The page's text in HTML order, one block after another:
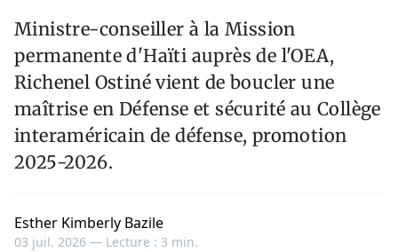
Ministre-conseiller à la Mission
permanente d'Haïti auprès de l'OEA,
Richenel Ostiné vient de boucler une
maîtrise en Défense et sécurité au Collège
interaméricain de défense, promotion
2025-2026.
Esther Kimberly Bazile
03 juil. 2026 — Lecture : 3 min.